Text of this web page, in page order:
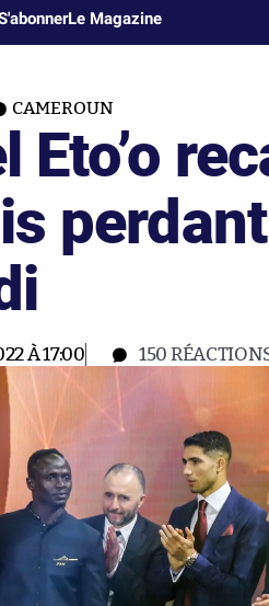
Le Magazine
CAMEROUN
Eto’o
À 17:00 150